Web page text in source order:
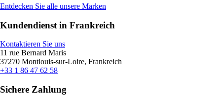
Entdecken Sie alle unsere Marken
Kundendienst in Frankreich
Kontaktieren Sie uns
11 rue Bernard Maris
37270 Montlouis-sur-Loire, Frankreich
+33 1 86 47 62 58
Sichere Zahlung